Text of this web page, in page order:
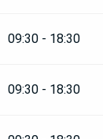
09:30 - 18:30
09:30 - 18:30